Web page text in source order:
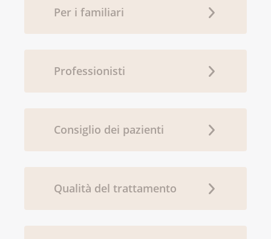
Per i familiari
Professionisti
Consiglio dei pazienti
Qualità del trattamento